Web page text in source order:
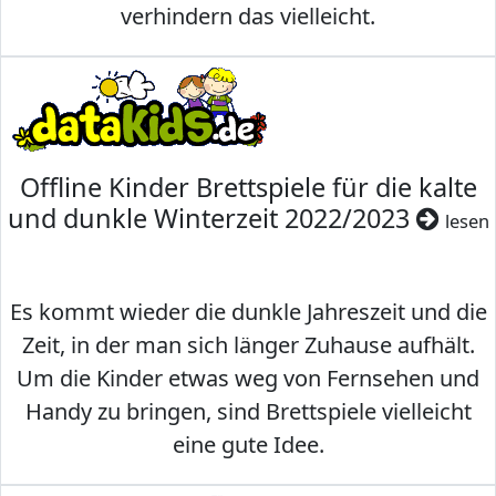
verhindern das vielleicht.
Offline Kinder Brettspiele für die kalte
und dunkle Winterzeit 2022/2023
lesen
Es kommt wieder die dunkle Jahreszeit und die
Zeit, in der man sich länger Zuhause aufhält.
Um die Kinder etwas weg von Fernsehen und
Handy zu bringen, sind Brettspiele vielleicht
eine gute Idee.